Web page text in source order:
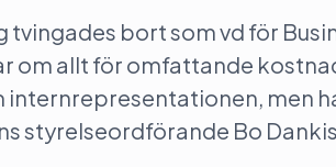
tvingades bort som vd för
om allt för omfattande
internrepresentationen, men
styrelseordförande Bo